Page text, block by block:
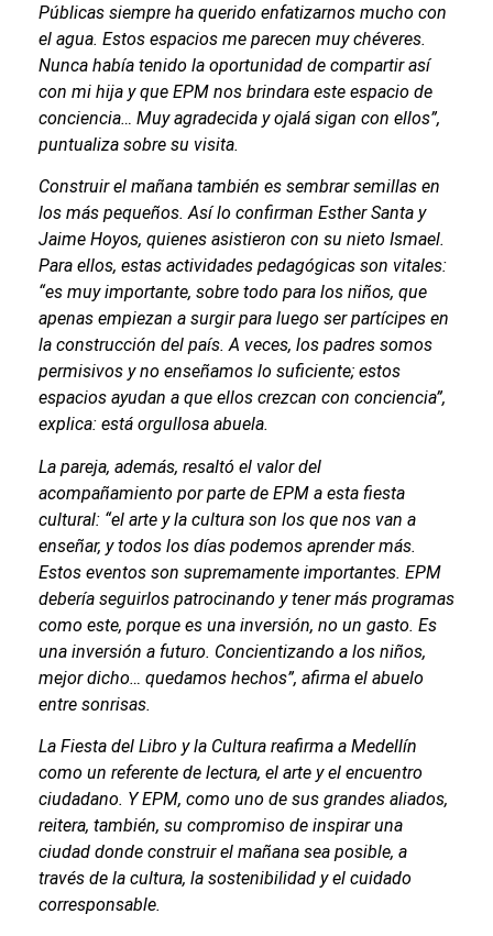
Públicas siempre ha querido enfatizarnos mucho con
el agua. Estos espacios me parecen muy chéveres.
Nunca había tenido la oportunidad de compartir así
con mi hija y que EPM nos brindara este espacio de
conciencia… Muy agradecida y ojalá sigan con ellos”,
puntualiza sobre su visita.
Construir el mañana también es sembrar semillas en
los más pequeños. Así lo confirman Esther Santa y
Jaime Hoyos, quienes asistieron con su nieto Ismael.
Para ellos, estas actividades pedagógicas son vitales:
“es muy importante, sobre todo para los niños, que
apenas empiezan a surgir para luego ser partícipes en
la construcción del país. A veces, los padres somos
permisivos y no enseñamos lo suficiente; estos
espacios ayudan a que ellos crezcan con conciencia”,
explica: está orgullosa abuela.
La pareja, además, resaltó el valor del
acompañamiento por parte de EPM a esta fiesta
cultural: “el arte y la cultura son los que nos van a
enseñar, y todos los días podemos aprender más.
Estos eventos son supremamente importantes. EPM
debería seguirlos patrocinando y tener más programas
como este, porque es una inversión, no un gasto. Es
una inversión a futuro. Concientizando a los niños,
mejor dicho… quedamos hechos”, afirma el abuelo
entre sonrisas.
La Fiesta del Libro y la Cultura reafirma a Medellín
como un referente de lectura, el arte y el encuentro
ciudadano. Y EPM, como uno de sus grandes aliados,
reitera, también, su compromiso de inspirar una
ciudad donde construir el mañana sea posible, a
través de la cultura, la sostenibilidad y el cuidado
corresponsable.